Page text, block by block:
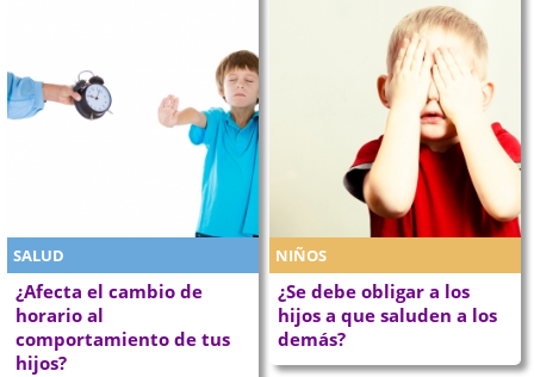
SALUD
¿Afecta el cambio de
horario al
comportamiento de tus
hijos?
NIÑOS
¿Se debe obligar a los
hijos a que saluden a los
demás?